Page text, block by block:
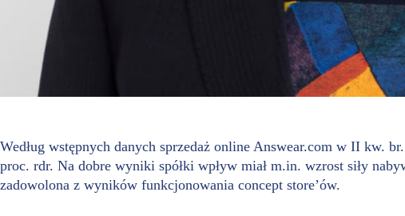
Według wstępnych danych sprzedaż online Answear.com w II kw.
proc. rdr. Na dobre wyniki spółki wpływ miał m.in. wzrost siły
zadowolona z wyników funkcjonowania concept store’ów.